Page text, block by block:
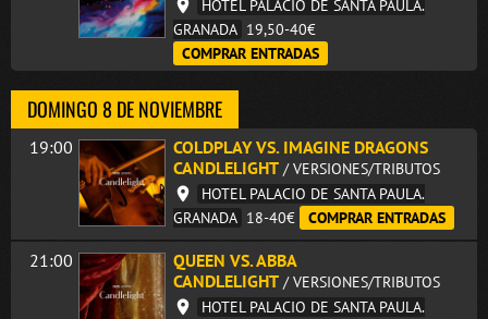
HOTEL PALACIO DE SANTA PAULA.
GRANADA 19,50-40€
COMPRAR ENTRADAS
DOMINGO 8 DE NOVIEMBRE
19:00
COLDPLAY VS. IMAGINE DRAGONS
CANDLELIGHT / VERSIONES/TRIBUTOS
HOTEL PALACIO DE SANTA PAULA.
GRANADA 18-40€ COMPRAR ENTRADAS
21:00
QUEEN VS. ABBA
CANDLELIGHT / VERSIONES/TRIBUTOS
HOTEL PALACIO DE SANTA PAULA.